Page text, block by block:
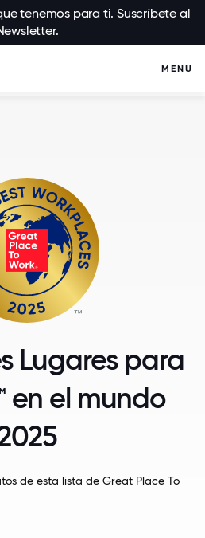
tenemos para ti. Suscríbete al
MENU
Lugares para
en el mundo
de esta lista de Great Place To